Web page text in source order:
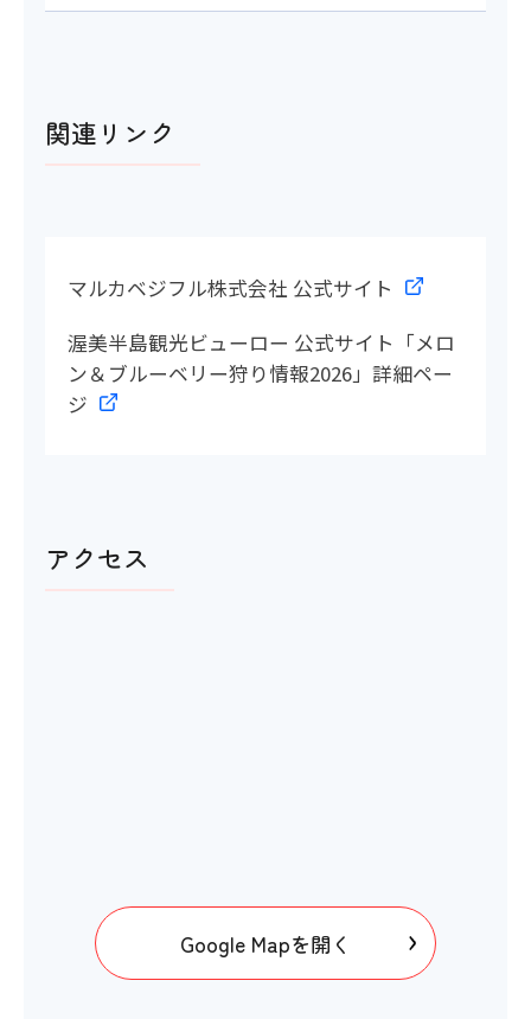
関連リンク
マルカベジフル株式会社 公式サイト
渥美半島観光ビューロー 公式サイト「メロ
ン＆ブルーベリー狩り情報2026」詳細ペー
ジ
アクセス
Google Mapを開く